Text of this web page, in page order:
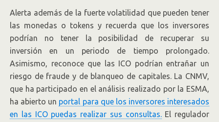
Alerta además de la fuerte volatilidad que pueden tener
las monedas o tokens y recuerda que los inversores
podrían no tener la posibilidad de recuperar su
inversión en un periodo de tiempo prolongado.
Asimismo, reconoce que las ICO podrían entrañar un
riesgo de fraude y de blanqueo de capitales. La CNMV,
que ha participado en el análisis realizado por la ESMA,
ha abierto un portal para que los inversores interesados
en las ICO puedas realizar sus consultas.El regulador